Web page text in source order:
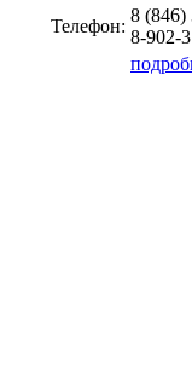
Телефон:
8 (846)
8-902-